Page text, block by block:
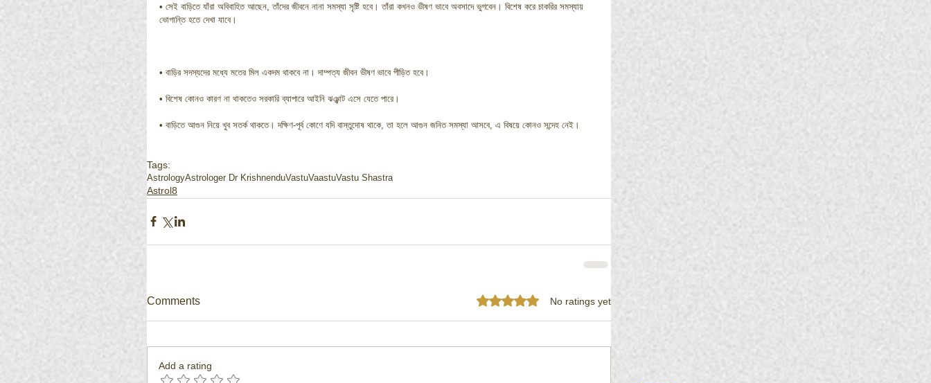
• সেই বাড়িতে যাঁরা অবিবাহিত আছেন, তাঁদের জীবনে নানা সমস্যা সৃষ্টি হবে। তাঁরা কখনও ভীষণ ভাবে অবসাদে ভুগবেন। বিশেষ করে চাকরির সমস্যায়
ভোগান্তি হতে দেখা যাবে।
• বাড়ির সদস্যদের মধ্যে মতের মিল একদম থাকবে না। দাম্পত্য জীবন ভীষণ ভাবে পীড়িত হবে।
• বিশেষ কোনও কারণ না থাকতেও সরকারি ব্যাপারে আইনি ঝঞ্ঝাট এসে যেতে পারে।
• বাড়িতে আগুন নিয়ে খুব সতর্ক থাকতে। দক্ষিণ-পূর্ব কোণে যদি বাস্তুদোষ থাকে, তা হলে আগুন জনিত সমস্যা আসবে, এ বিষয়ে কোনও সন্দেহ নেই।
Tags:
AstrologyAstrologer Dr KrishnenduVastuVaastuVastu Shastra
Astrol8
Comments Rated 0 out of 5 stars.No ratings yet
Add a rating